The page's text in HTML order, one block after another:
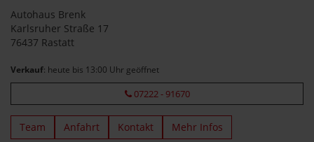
Autohaus Brenk
Karlsruher Straße 17
76437 Rastatt
Verkauf: heute bis 13:00 Uhr geöffnet
07222 - 91670
Team Anfahrt Kontakt Mehr Infos